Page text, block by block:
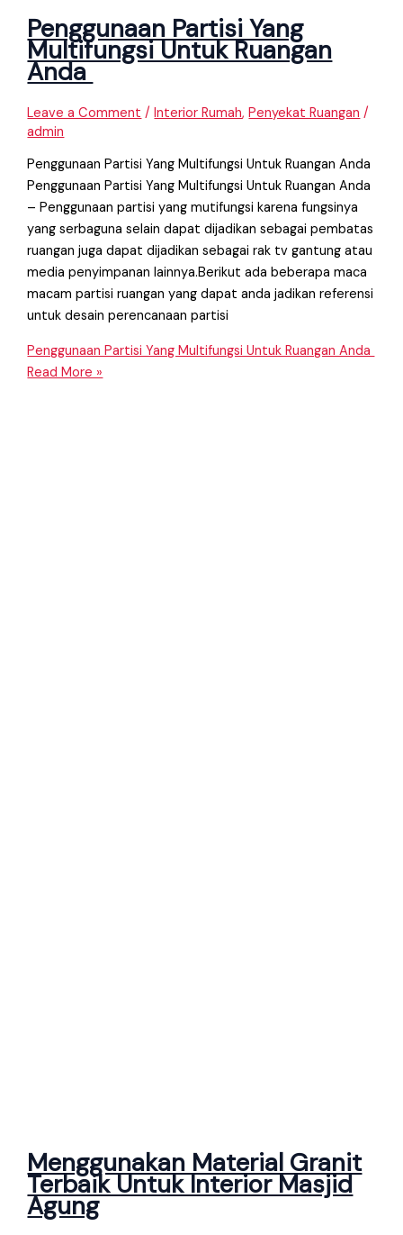
Penggunaan Partisi Yang
Multifungsi Untuk Ruangan
Anda
Leave a Comment /Interior Rumah,Penyekat Ruangan /
admin
Penggunaan Partisi Yang Multifungsi Untuk Ruangan Anda
Penggunaan Partisi Yang Multifungsi Untuk Ruangan Anda
– Penggunaan partisi yang mutifungsi karena fungsinya
yang serbaguna selain dapat dijadikan sebagai pembatas
ruangan juga dapat dijadikan sebagai rak tv gantung atau
media penyimpanan lainnya.Berikut ada beberapa maca
macam partisi ruangan yang dapat anda jadikan referensi
untuk desain perencanaan partisi
Penggunaan Partisi Yang Multifungsi Untuk Ruangan Anda
Read More »
Menggunakan Material Granit
Terbaik Untuk Interior Masjid
Agung